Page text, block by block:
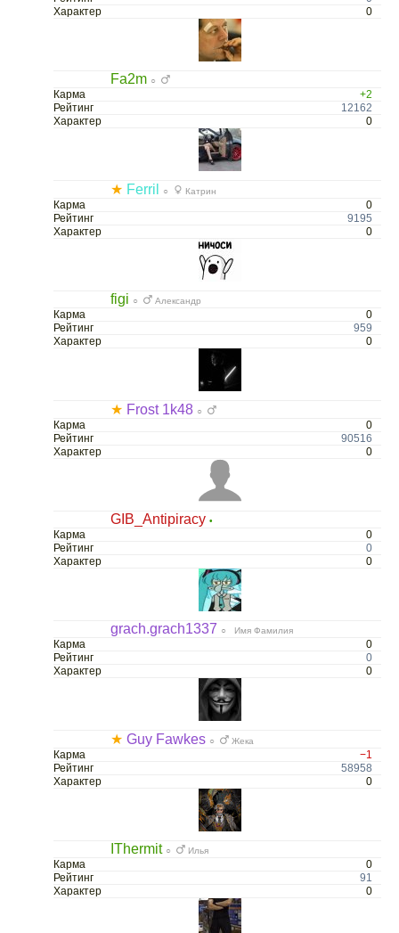
Характер
0
Fa2m ○
Карма
+2
Рейтинг
12162
Характер
0
★ Ferril ○ Катрин
Карма
0
Рейтинг
9195
Характер
0
figi ○ Александр
Карма
0
Рейтинг
959
Характер
0
★ Frost 1k48 ○
Карма
0
Рейтинг
90516
Характер
0
GIB_Antipiracy •
Карма
0
Рейтинг
0
Характер
0
grach.grach1337 ○ Имя Фамилия
Карма
0
Рейтинг
0
Характер
0
★ Guy Fawkes ○ Жека
Карма
−1
Рейтинг
58958
Характер
0
IThermit ○ Илья
Карма
0
Рейтинг
91
Характер
0